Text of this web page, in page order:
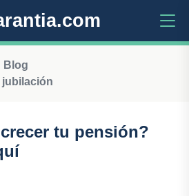
Blog
jubilación
tu pensión?